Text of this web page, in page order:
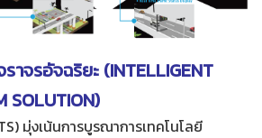
าจรอัจฉริยะ (INTELLIGENT
SOLUTION)
มุ่งเน้นการบูรณาการเทคโนโลยี